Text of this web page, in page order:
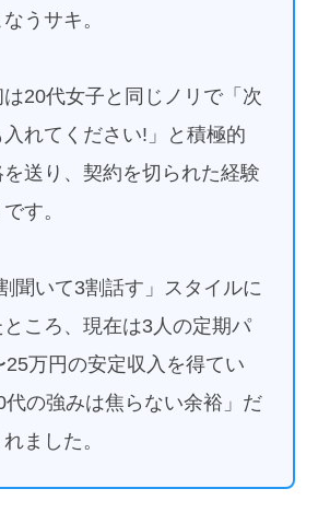
うサキ。
20代女子と同じノリで「次
れてください!」と積極的
送り、契約を切られた経験
す。
聞いて3割話す」スタイルに
ころ、現在は3人の定期パ
25万円の安定収入を得てい
代の強みは焦らない余裕」だ
ました。